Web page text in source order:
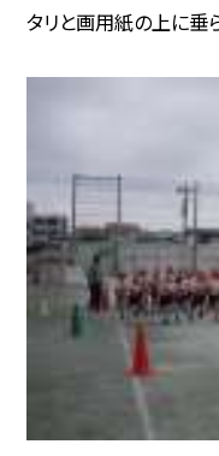
タリと画用紙の上に垂